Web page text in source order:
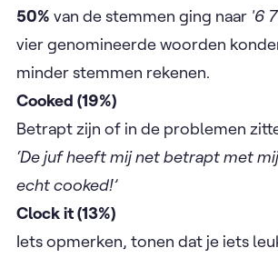
50% van de stemmen ging naar '6
vier genomineerde woorden
minder stemmen rekenen.
Cooked (19%)
Betrapt zijn of in de problemen
‘De juf heeft mij net betrapt met
echt cooked!’
Clock it (13%) ​
​Iets opmerken, tonen dat je iets